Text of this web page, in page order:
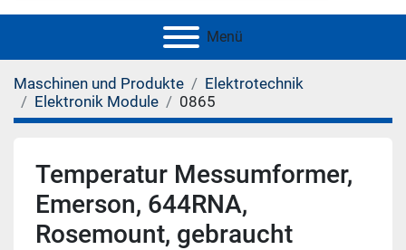
Menü
Maschinen und Produkte
Elektrotechnik
Elektronik Module
0865
Temperatur Messumformer,
Emerson, 644RNA,
Rosemount, gebraucht